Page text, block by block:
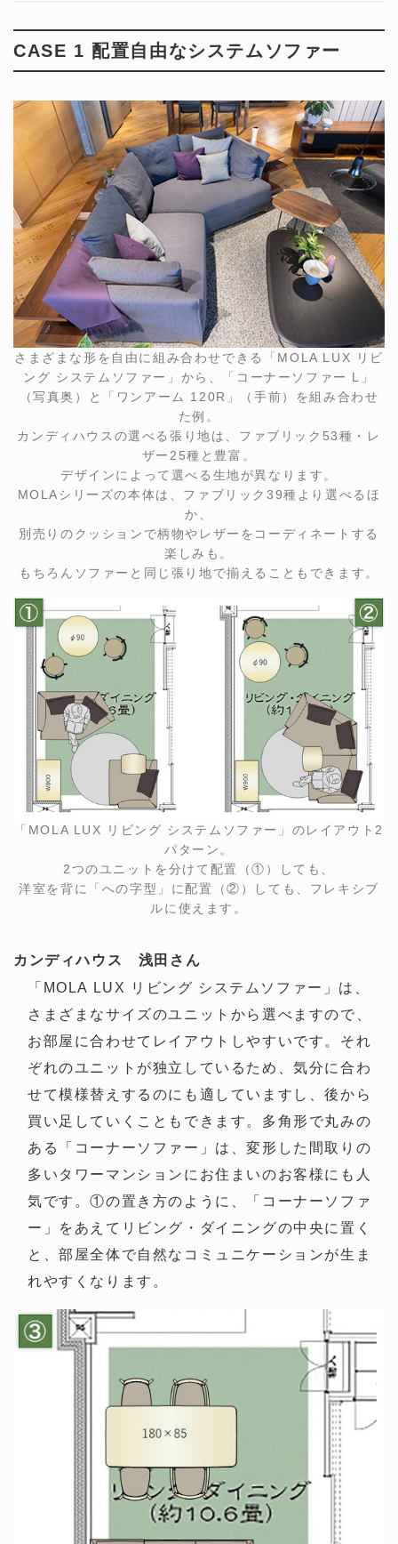
CASE 1 配置自由なシステムソファー
さまざまな形を自由に組み合わせできる「MOLA LUX リビ
ング システムソファー」から、「コーナーソファー L」
（写真奥）と「ワンアーム 120R」（手前）を組み合わせ
た例。
カンディハウスの選べる張り地は、ファブリック53種・レ
ザー25種と豊富。
デザインによって選べる生地が異なります。
MOLAシリーズの本体は、ファブリック39種より選べるほ
か、
別売りのクッションで柄物やレザーをコーディネートする
楽しみも。
もちろんソファーと同じ張り地で揃えることもできます。
「MOLA LUX リビング システムソファー」のレイアウト2
パターン。
2つのユニットを分けて配置（①）しても、
洋室を背に「への字型」に配置（②）しても、フレキシブ
ルに使えます。
カンディハウス 浅田さん
「MOLA LUX リビング システムソファー」は、
さまざまなサイズのユニットから選べますので、
お部屋に合わせてレイアウトしやすいです。それ
ぞれのユニットが独立しているため、気分に合わ
せて模様替えするのにも適していますし、後から
買い足していくこともできます。多角形で丸みの
ある「コーナーソファー」は、変形した間取りの
多いタワーマンションにお住まいのお客様にも人
気です。①の置き方のように、「コーナーソファ
ー」をあえてリビング・ダイニングの中央に置く
と、部屋全体で自然なコミュニケーションが生ま
れやすくなります。